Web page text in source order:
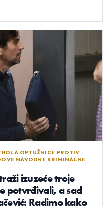
OPTUŽNICE PROTIV
NAVODNE KRIMINALNE
izuzeće troje
potvrđivali, a sad
Radimo kako